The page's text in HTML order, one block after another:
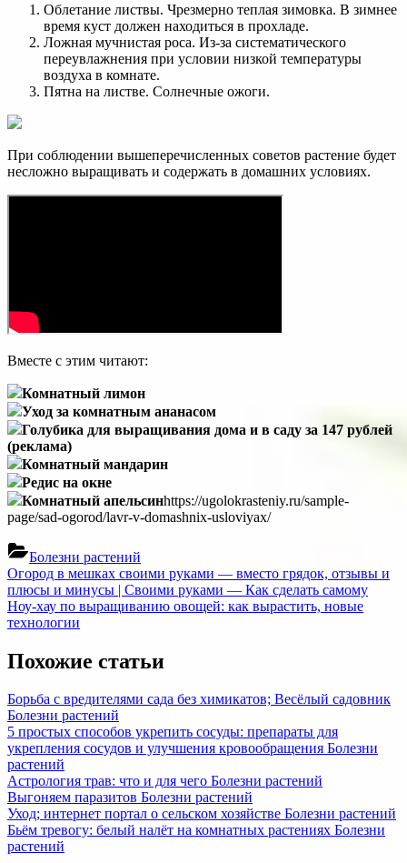
Облетание листвы. Чрезмерно теплая зимовка. В зимнее
время куст должен находиться в прохладе.
Ложная мучнистая роса. Из-за систематического
переувлажнения при условии низкой температуры
воздуха в комнате.
Пятна на листве. Солнечные ожоги.
При соблюдении вышеперечисленных советов растение будет
несложно выращивать и содержать в домашних условиях.
Вместе с этим читают:
Комнатный лимон
Уход за комнатным ананасом
Голубика для выращивания дома и в саду за 147 рублей
(реклама)
Комнатный мандарин
Редис на окне
Комнатный апельсинhttps://ugolokrasteniy.ru/sample-
page/sad-ogorod/lavr-v-domashnix-usloviyax/
Болезни растений
Навигация
по
записям
Previous
Post:
Огород в мешках своими руками — вместо грядок, отзывы и
плюсы и минусы | Своими руками — Как сделать самому
Next
Post:
Ноу-хау по выращиванию овощей: как вырастить, новые
технологии
Похожие статьи
Борьба с вредителями сада без химикатов; Весёлый садовник
Болезни растений
5 простых способов укрепить сосуды: препараты для
укрепления сосудов и улучшения кровообращения Болезни
растений
Астрология трав: что и для чего Болезни растений
Выгоняем паразитов Болезни растений
Уход; интернет портал о сельском хозяйстве Болезни растений
Бьём тревогу: белый налёт на комнатных растениях Болезни
растений